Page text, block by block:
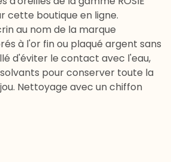
cette boutique en ligne.
au nom de la marque
à l'or fin ou plaqué argent sans
d'éviter le contact avec l'eau,
pour conserver toute la
Nettoyage avec un chiffon